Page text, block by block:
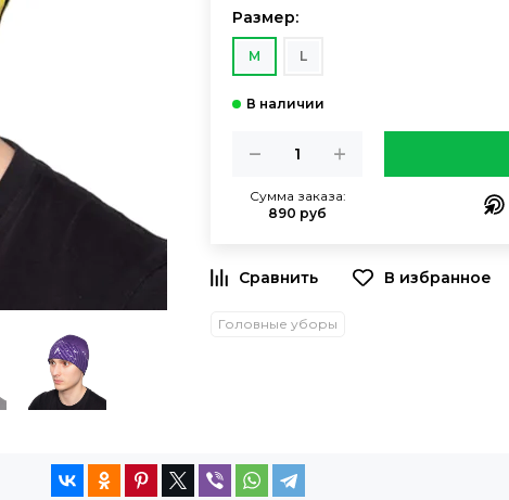
Размер:
M L
Сумма заказа:
890 руб
Головные уборы